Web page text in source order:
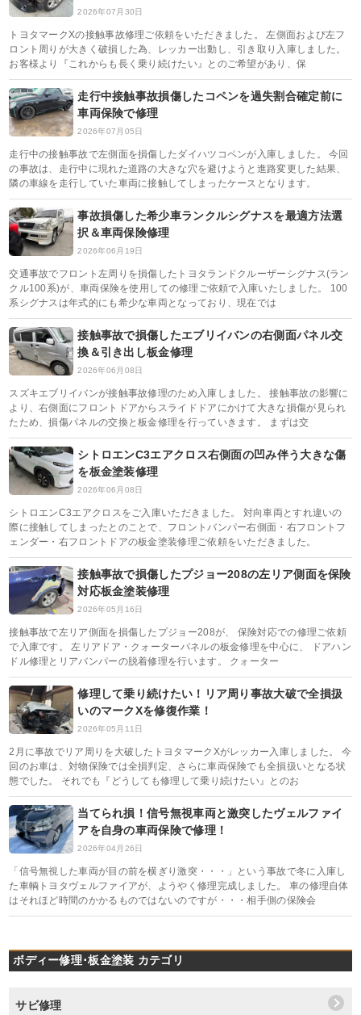
2026年07月30日
トヨタマークXの接触事故修理ご依頼をいただきました。 左側面および左フ
ロント周りが大きく破損した為、レッカー出動し、引き取り入庫しました。
お客様より『これからも長く乗り続けたい』とのご希望があり、保
走行中接触事故損傷したコペンを過失割合確定前に
車両保険で修理
2026年07月05日
走行中の接触事故で左側面を損傷したダイハツコペンが入庫しました。 今回
の事故は、走行中に現れた道路の大きな穴を避けようと進路変更した結果、
隣の車線を走行していた車両に接触してしまったケースとなります。
事故損傷した希少車ランクルシグナスを最適方法選
択＆車両保険修理
2026年06月19日
交通事故でフロント左周りを損傷したトヨタランドクルーザーシグナス(ラン
クル100系)が、車両保険を使用しての修理ご依頼で入庫いたしました。 100
系シグナスは年式的にも希少な車両となっており、現在では
接触事故で損傷したエブリイバンの右側面パネル交
換＆引き出し板金修理
2026年06月08日
スズキエブリイバンが接触事故修理のため入庫しました。 接触事故の影響に
より、右側面にフロントドアからスライドドアにかけて大きな損傷が見られ
たため、損傷パネルの交換と板金修理を行っていきます。 まずは交
シトロエンC3エアクロス右側面の凹み伴う大きな傷
を板金塗装修理
2026年06月08日
シトロエンC3エアクロスをご入庫いただきました。 対向車両とすれ違いの
際に接触してしまったとのことで、フロントバンパー右側面・右フロントフ
ェンダー・右フロントドアの板金塗装修理ご依頼をいただきました。
接触事故で損傷したプジョー208の左リア側面を保険
対応板金塗装修理
2026年05月16日
接触事故で左リア側面を損傷したプジョー208が、 保険対応での修理ご依頼
で入庫です。 左リアドア・クォーターパネルの板金修理を中心に、 ドアハン
ドル修理とリアバンパーの脱着修理を行います。 クォーター
修理して乗り続けたい！リア周り事故大破で全損扱
いのマークXを修復作業！
2026年05月11日
2月に事故でリア周りを大破したトヨタマークXがレッカー入庫しました。 今
回のお車は、対物保険では全損判定、さらに車両保険でも全損扱いとなる状
態でした。 それでも『どうしても修理して乗り続けたい』とのお
当てられ損！信号無視車両と激突したヴェルファイ
アを自身の車両保険で修理！
2026年04月26日
「信号無視した車両が目の前を横ぎり激突・・・」という事故で冬に入庫し
た車輌トヨタヴェルファイアが、ようやく修理完成しました。 車の修理自体
はそれほど時間のかかるものではないのですが・・・相手側の保険会
ボディー修理･板金塗装 カテゴリ
サビ修理